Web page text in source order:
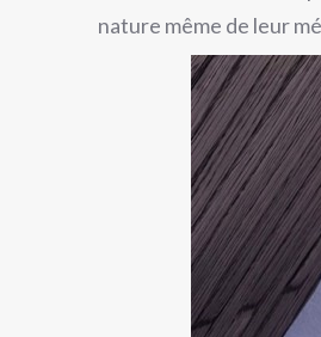
nature même de leur